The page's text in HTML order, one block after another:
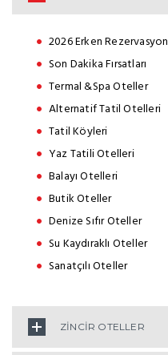
2026 Erken Rezervasyon
Son Dakika Fırsatları
Termal &Spa Oteller
Alternatif Tatil Otelleri
Tatil Köyleri
Yaz Tatili Otelleri
Balayı Otelleri
Butik Oteller
Denize Sıfır Oteller
Su Kaydıraklı Oteller
Sanatçılı Oteller
ZİNCİR OTELLER